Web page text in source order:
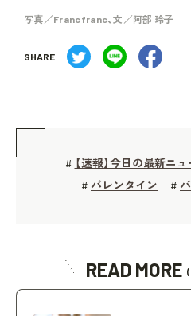
写真／Francfranc、文／阿部 玲子
SHARE
# 【速報】今日の最新ニ
# バレンタイン #
READ MORE